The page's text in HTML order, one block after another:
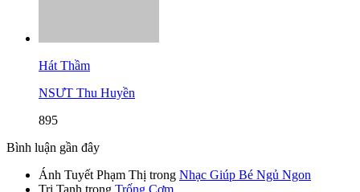
Hát Thầm
NSƯT Thu Huyền
895
Bình luận gần đây
Ánh Tuyết Phạm Thị trong Nhạc Giúp Bé Ngủ Ngon